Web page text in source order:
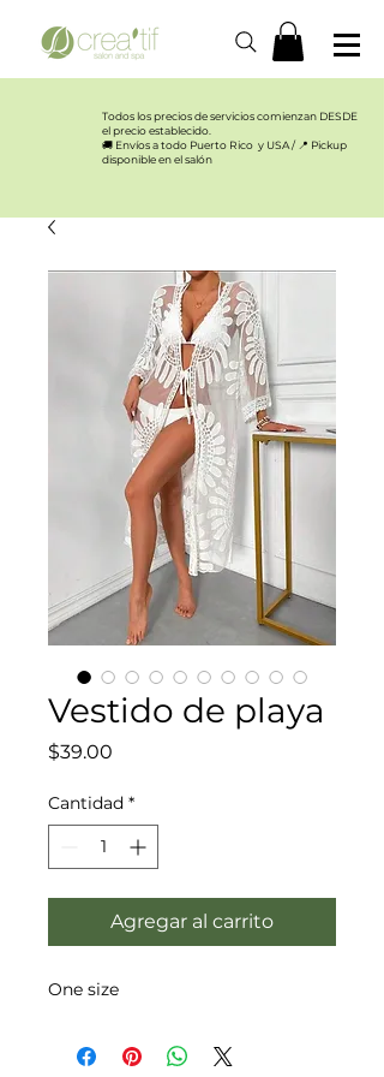
Todos los precios de servicios comienzan DESDE
el precio establecido.​
🚚 Envíos a todo Puerto Rico y USA / 📍 Pickup
disponible en el salón
Vestido de playa
$39.00
Cantidad *
Agregar al carrito
One size